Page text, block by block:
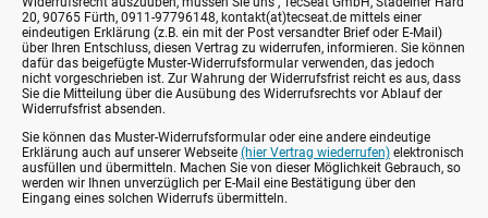
20, 90765 Fürth, 0911-97796148, kontakt(at)tecseat.de mittels einer
eindeutigen Erklärung (z.B. ein mit der Post versandter Brief oder E-Mail)
über Ihren Entschluss, diesen Vertrag zu widerrufen, informieren. Sie können
dafür das beigefügte Muster-Widerrufsformular verwenden, das jedoch
nicht vorgeschrieben ist. Zur Wahrung der Widerrufsfrist reicht es aus, dass
Sie die Mitteilung über die Ausübung des Widerrufsrechts vor Ablauf der
Widerrufsfrist absenden.
Sie können das Muster-Widerrufsformular oder eine andere eindeutige
Erklärung auch auf unserer Webseite (hier Vertrag wiederrufen) elektronisch
ausfüllen und übermitteln. Machen Sie von dieser Möglichkeit Gebrauch, so
werden wir Ihnen unverzüglich per E-Mail eine Bestätigung über den
Eingang eines solchen Widerrufs übermitteln.